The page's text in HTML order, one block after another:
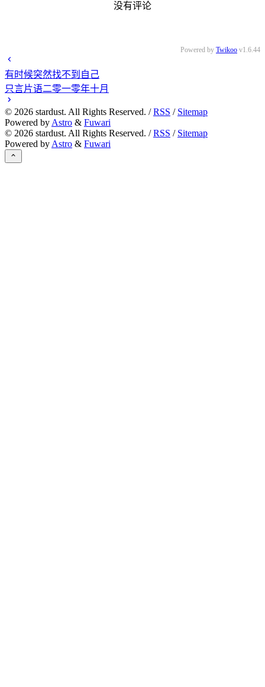
没有评论
Powered by Twikoo v1.6.44
有时候突然找不到自己
只言片语二零一零年十月
© 2026 stardust. All Rights Reserved. /RSS / Sitemap
Powered by Astro & Fuwari
© 2026 stardust. All Rights Reserved. /RSS / Sitemap
Powered by Astro & Fuwari